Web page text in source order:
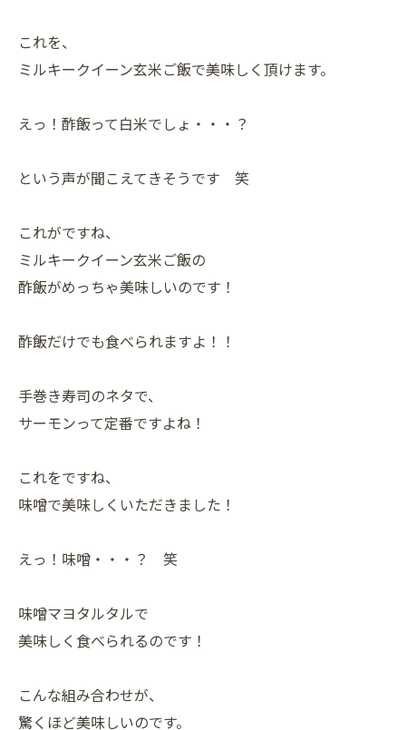
これを、
ミルキークイーン玄米ご飯で美味しく頂けます。
えっ！酢飯って白米でしょ・・・？
という声が聞こえてきそうです 笑
これがですね、
ミルキークイーン玄米ご飯の
酢飯がめっちゃ美味しいのです！
酢飯だけでも食べられますよ！！
手巻き寿司のネタで、
サーモンって定番ですよね！
これをですね、
味噌で美味しくいただきました！
えっ！味噌・・・？ 笑
味噌マヨタルタルで
美味しく食べられるのです！
こんな組み合わせが、
驚くほど美味しいのです。